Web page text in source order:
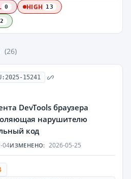
0 HIGH 13
2
(26)
15241
DevTools браузера
нарушителю
код
04ИЗМЕНЕНО: 2026-05-25